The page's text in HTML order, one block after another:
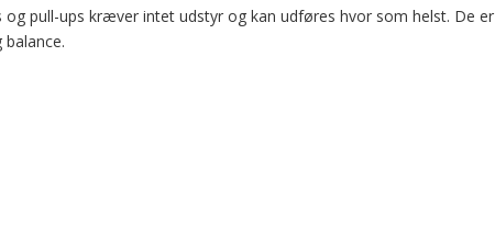
pull-ups kræver intet udstyr og kan udføres hvor som helst. De er